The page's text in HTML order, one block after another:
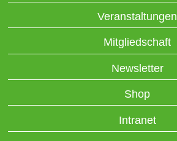
Veranstaltungen
Mitgliedschaft
Newsletter
Shop
Intranet